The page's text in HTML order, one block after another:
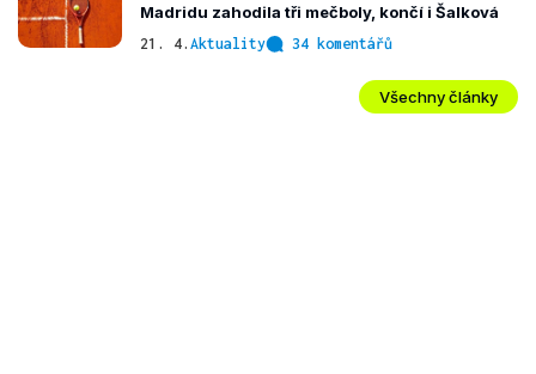
Madridu zahodila tři mečboly, končí i Šalková
21. 4. Aktuality 34 komentářů
Všechny články